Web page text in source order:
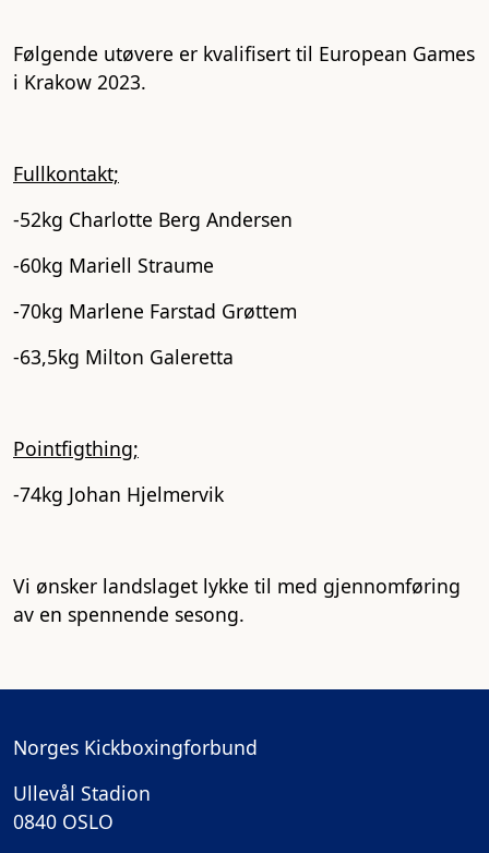
Følgende utøvere er kvalifisert til European Games
i Krakow 2023.
Fullkontakt;
-52kg Charlotte Berg Andersen
-60kg Mariell Straume
-70kg Marlene Farstad Grøttem
-63,5kg Milton Galeretta
Pointfigthing;
-74kg Johan Hjelmervik
Vi ønsker landslaget lykke til med gjennomføring
av en spennende sesong.
Norges Kickboxingforbund
Ullevål Stadion
0840 OSLO